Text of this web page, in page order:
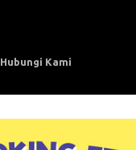
Hubungi Kami